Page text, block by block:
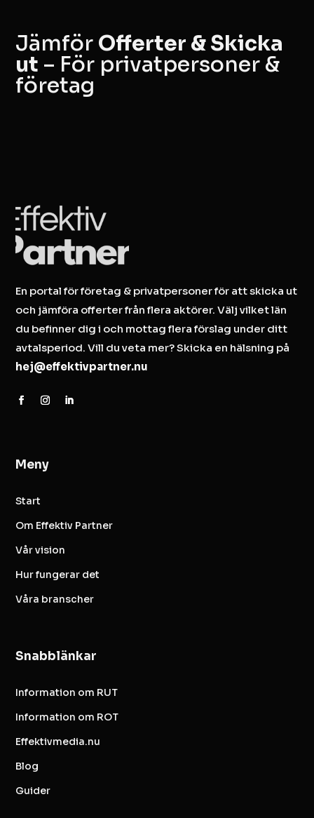
Jämför Offerter & Skicka
ut – För privatpersoner &
företag
En portal för företag & privatpersoner för att skicka ut
och jämföra offerter från flera aktörer. Välj vilket län
du befinner dig i och mottag flera förslag under ditt
avtalsperiod. Vill du veta mer? Skicka en hälsning på
hej@effektivpartner.nu
Meny
Start
Om Effektiv Partner
Vår vision
Hur fungerar det
Våra branscher
Snabblänkar
Information om RUT
Information om ROT
Effektivmedia.nu
Blog
Guider